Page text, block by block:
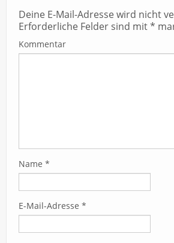
Deine E-Mail-Adresse wird nicht
Erforderliche Felder sind mit*
Kommentar
Name *
E-Mail-Adresse *